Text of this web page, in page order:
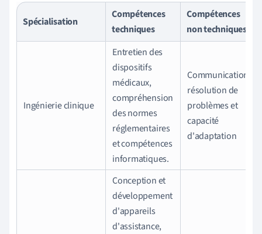
Spécialisation
Compétences
techniques
Compétences
non techniques
Ingénierie clinique
Entretien des
dispositifs
médicaux,
compréhension
des normes
réglementaires
et compétences
informatiques.
Communication,
résolution de
problèmes et
capacité
d'adaptation
Conception et
développement
d'appareils
d'assistance,